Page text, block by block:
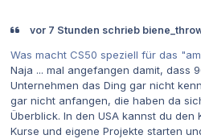
vor 7 Stunden schrieb
Was macht CS50 speziell für das
Naja ... mal angefangen damit, dass
Unternehmen das Ding gar nicht
gar nicht anfangen, die haben da
Überblick. In den USA kannst du
Kurse und eigene Projekte starten